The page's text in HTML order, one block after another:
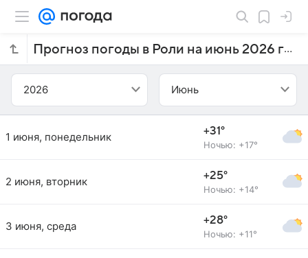
Прогноз погоды в Роли на июнь 2026 года
2026 Июнь
1 июня, понедельник +31°
Ночью: +17°
2 июня, вторник +25°
Ночью: +14°
3 июня, среда +28°
Ночью: +11°